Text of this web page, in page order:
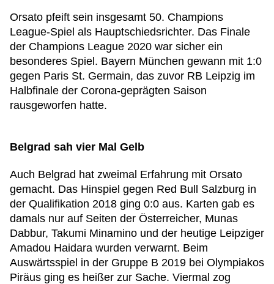
Orsato pfeift sein insgesamt 50. Champions
League-Spiel als Hauptschiedsrichter. Das Finale
der Champions League 2020 war sicher ein
besonderes Spiel. Bayern München gewann mit 1:0
gegen Paris St. Germain, das zuvor RB Leipzig im
Halbfinale der Corona-geprägten Saison
rausgeworfen hatte.
Belgrad sah vier Mal Gelb
Auch Belgrad hat zweimal Erfahrung mit Orsato
gemacht. Das Hinspiel gegen Red Bull Salzburg in
der Qualifikation 2018 ging 0:0 aus. Karten gab es
damals nur auf Seiten der Österreicher, Munas
Dabbur, Takumi Minamino und der heutige Leipziger
Amadou Haidara wurden verwarnt. Beim
Auswärtsspiel in der Gruppe B 2019 bei Olympiakos
Piräus ging es heißer zur Sache. Viermal zog